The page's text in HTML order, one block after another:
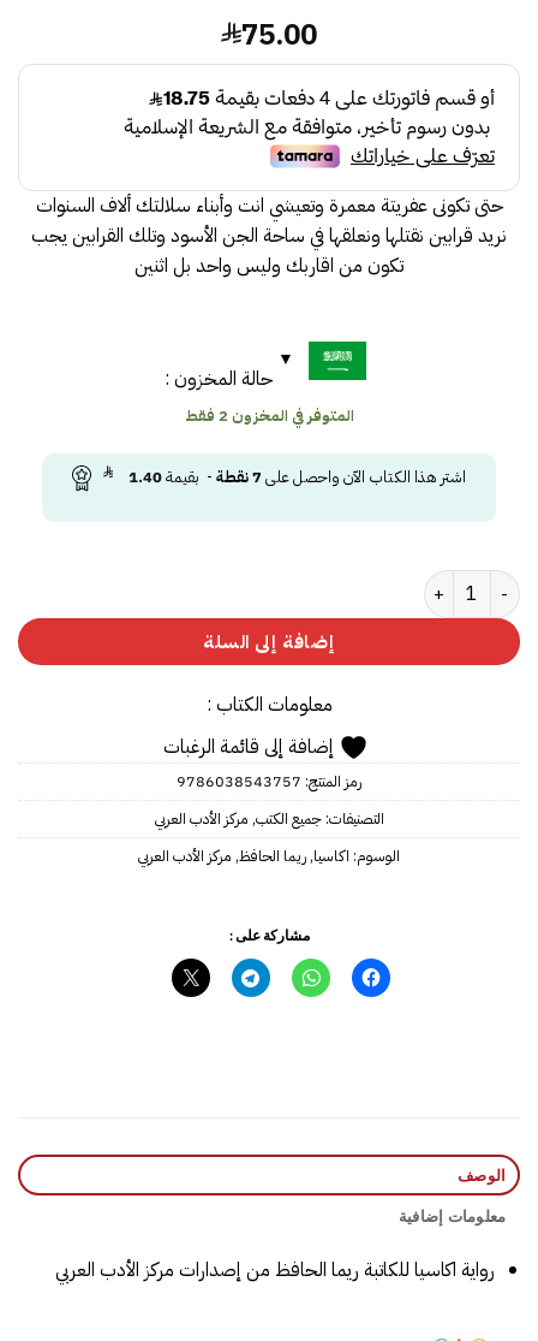
75.00
حتى تكونى عفريتة معمرة وتعيشي انت وأبناء سلالتك ألاف السنوات
نريد قرابين نقتلها ونعلقها في ساحة الجن الأسود وتلك القرابين يجب
تكون من اقاربك وليس واحد بل اثنين
حالة المخزون :
المتوفر في المخزون 2 فقط
اشتر هذا الكتاب الآن واحصل على 7نقطة- بقيمة1.40
كمية اكاسيا
إضافة إلى السلة
معلومات الكتاب :
إضافة إلى قائمة الرغبات
رمز المنتج: 9786038543757
التصنيفات:جميع الكتب, مركز الأدب العربي
الوسوم: اكاسيا,ريما الحافظ‎, مركز الأدب العربي
مشاركة على :
الوصف
معلومات إضافية
رواية اكاسيا للكاتبة ريما الحافظ‎ من إصدارات مركز الأدب العربي